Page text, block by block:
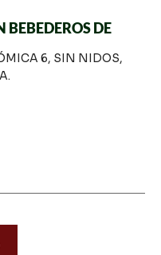
DE
6, SIN NIDOS,